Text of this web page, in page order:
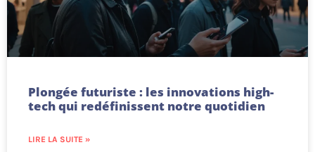
Plongée futuriste : les innovations high-
tech qui redéfinissent notre quotidien
LIRE LA SUITE »